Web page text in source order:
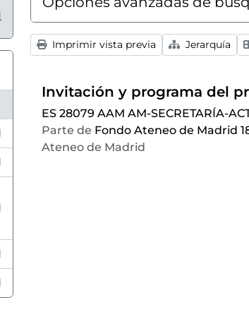
Imprimir vista previa Jerarquía
ES 28079 AAM AM-SECRETARÍA-
Parte de Fondo Ateneo de Madrid
Ateneo de Madrid